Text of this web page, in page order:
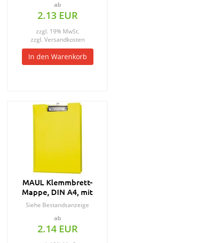
ab
2.13 EUR
zzgl. 19% MwSt.
zzgl. Versandkosten
In den Warenkorb
MAUL Klemmbrett-
Mappe, DIN A4, mit
Folienüberzug, gelb
Siehe Bestandsanzeige
ab
2.14 EUR